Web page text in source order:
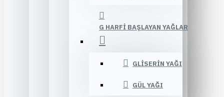
G HARFI BAŞLAYAN YAĞLAR
GLISERIN YAĞI
GÜL YAĞI